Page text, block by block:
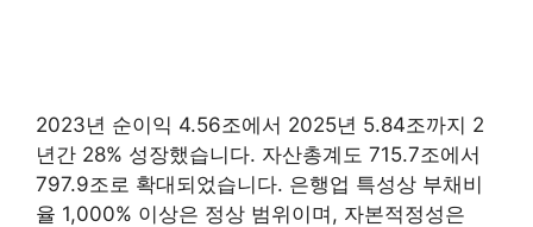
2023년 순이익 4.56조에서 2025년 5.84조까지 2
년간 28% 성장했습니다. 자산총계도 715.7조에서
797.9조로 확대되었습니다. 은행업 특성상 부채비
율 1,000% 이상은 정상 범위이며, 자본적정성은